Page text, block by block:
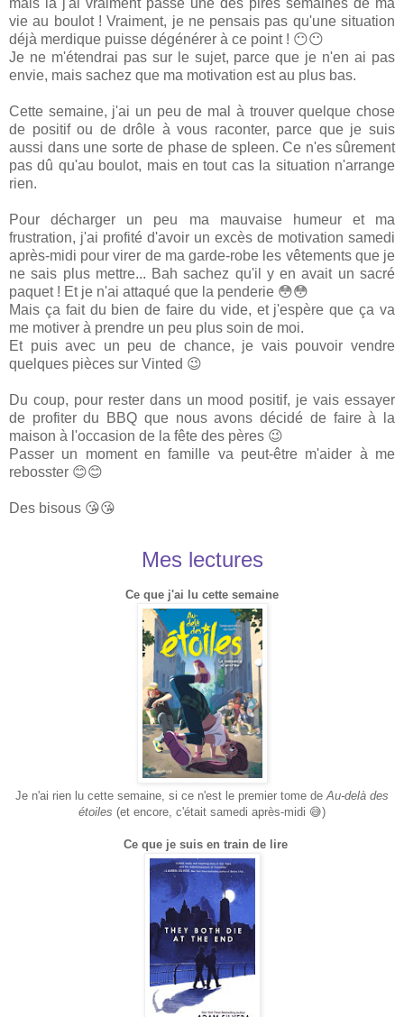
vie au boulot ! Vraiment, je ne pensais pas qu'une situation
déjà merdique puisse dégénérer à ce point ! 😶😶
Je ne m'étendrai pas sur le sujet, parce que je n'en ai pas
envie, mais sachez que ma motivation est au plus bas.
Cette semaine, j'ai un peu de mal à trouver quelque chose
de positif ou de drôle à vous raconter, parce que je suis
aussi dans une sorte de phase de spleen. Ce n'es sûrement
pas dû qu'au boulot, mais en tout cas la situation n'arrange
rien.
Pour décharger un peu ma mauvaise humeur et ma
frustration, j'ai profité d'avoir un excès de motivation samedi
après-midi pour virer de ma garde-robe les vêtements que je
ne sais plus mettre... Bah sachez qu'il y en avait un sacré
paquet ! Et je n'ai attaqué que la penderie 😳😳
Mais ça fait du bien de faire du vide, et j'espère que ça va
me motiver à prendre un peu plus soin de moi.
Et puis avec un peu de chance, je vais pouvoir vendre
quelques pièces sur Vinted 😉
Du coup, pour rester dans un mood positif, je vais essayer
de profiter du BBQ que nous avons décidé de faire à la
maison à l'occasion de la fête des pères 😉
Passer un moment en famille va peut-être m'aider à me
rebosster 😊😊
Des bisous 😘😘
Mes lectures
Ce que j'ai lu cette semaine
Je n'ai rien lu cette semaine, si ce n'est le premier tome de Au-delà des
étoiles (et encore, c'était samedi après-midi 😅)
Ce que je suis en train de lire